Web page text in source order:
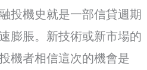
投機史就是一部信貸週期
膨脹。新技術或新市場的
機者相信這次的機會是